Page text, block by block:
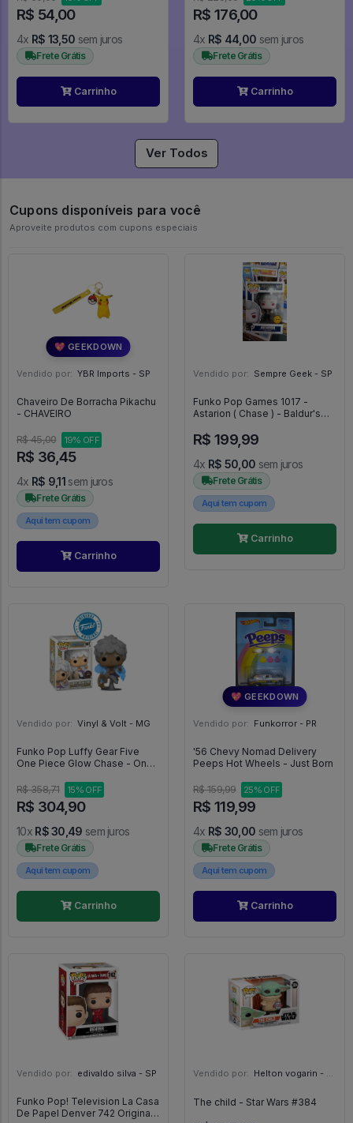
R$ 54,00
4x R$ 13,50 sem juros
Frete Grátis
Carrinho
R$ 176,00
4x R$ 44,00 sem juros
Frete Grátis
Carrinho
Ver Todos
Cupons disponíveis para você
Aproveite produtos com cupons especiais
💖 GEEKDOWN
Vendido por: YBR Imports - SP
Chaveiro De Borracha Pikachu
- CHAVEIRO
R$ 45,00 19% OFF
R$ 36,45
4x R$ 9,11 sem juros
Frete Grátis
Aqui tem cupom
Carrinho
Vendido por: Sempre Geek - SP
Funko Pop Games 1017 -
Astarion ( Chase ) - Baldur's
R$ 199,99
4x R$ 50,00 sem juros
Frete Grátis
Aqui tem cupom
Carrinho
Vendido por: Vinyl & Volt - MG
Funko Pop Luffy Gear Five
One Piece Glow Chase - One
R$ 358,71
15% OFF
R$ 304,90
10x R$ 30,49 sem juros
Frete Grátis
Aqui tem cupom
Carrinho
💖 GEEKDOWN
Vendido por: Funkorror - PR
'56 Chevy Nomad Delivery
Peeps Hot Wheels - Just Born
R$ 159,99 25% OFF
R$ 119,99
4x R$ 30,00 sem juros
Frete Grátis
Aqui tem cupom
Carrinho
Vendido por: edivaldo silva - SP
Funko Pop! Television La Casa
De Papel Denver 742 Original
Vendido por: Helton vogarin - SP
The child - Star Wars #384